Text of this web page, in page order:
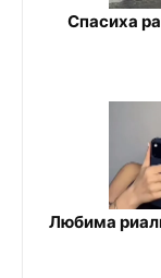
Спасиха
Любима